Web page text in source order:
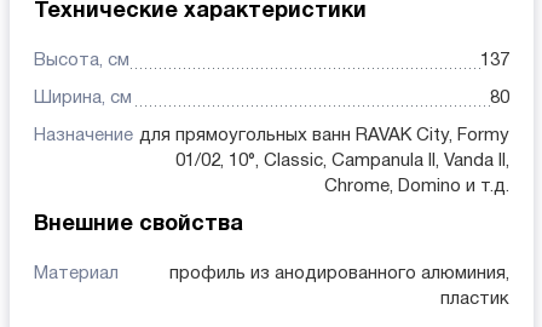
Технические характеристики
Высота, см 137
Ширина, см 80
Назначение для прямоугольных ванн RAVAK City, Formy
01/02, 10°, Classic, Campanula II, Vanda II,
Chrome, Domino и т.д.
Внешние свойства
Материал
профиль из анодированного алюминия,
пластик